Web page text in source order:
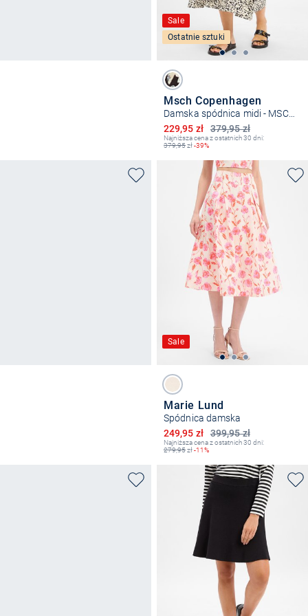
Sale
Ostatnie sztuki
Msch Copenhagen
Damska spódnica midi - MSCHJusia
379,95 zł
Obniżona cena
229,95 zł
Najniższa cena z ostatnich 30 dni:
379,95zł-39%
Sale
Marie Lund
Spódnica damska
399,95 zł
Obniżona cena
249,95 zł
Najniższa cena z ostatnich 30 dni:
279,95zł-11%